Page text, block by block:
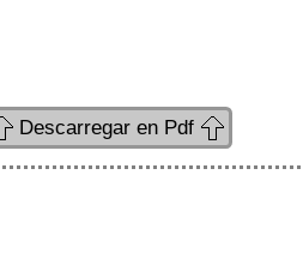
Descarregar en Pdf